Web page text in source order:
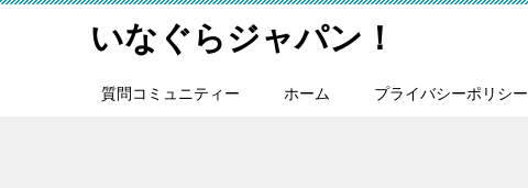
いなぐらジャパン！
質問コミュニティー ホーム プライバシーポリシー